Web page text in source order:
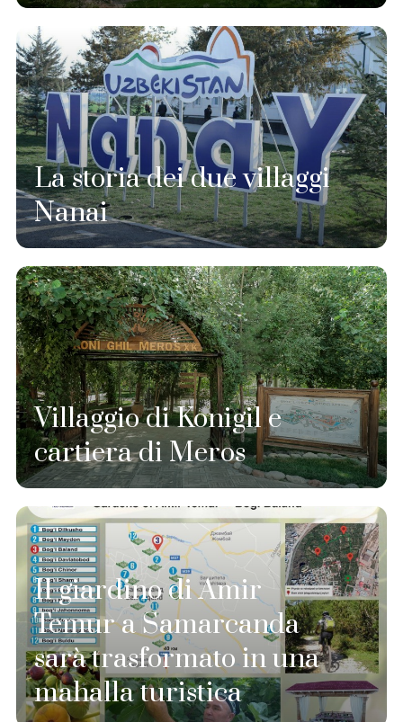
La storia dei due villaggi
Nanai
Villaggio di Konigil e
cartiera di Meros
Il giardino di Amir
Temur a Samarcanda
sarà trasformato in una
mahalla turistica